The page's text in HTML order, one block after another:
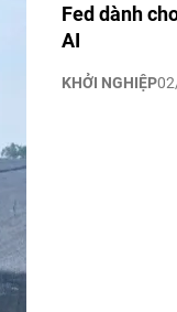
Fed dành
AI
KHỞI NGHIỆP